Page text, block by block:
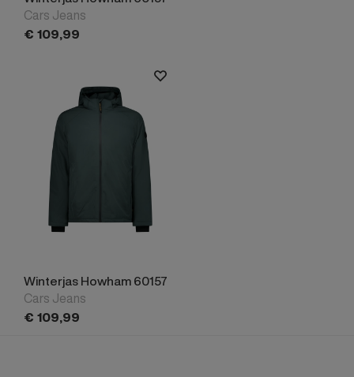
Cars Jeans
€ 109,99
Winterjas Howham 60157
Cars Jeans
€ 109,99